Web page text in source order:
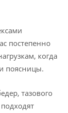
постепенно
когда
поясницы.
тазового